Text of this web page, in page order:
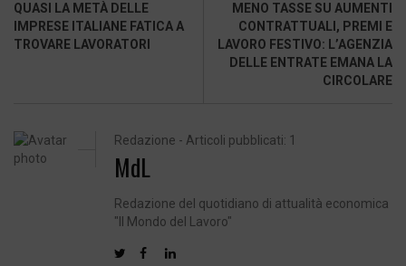
QUASI LA METÀ DELLE
IMPRESE ITALIANE FATICA A
TROVARE LAVORATORI
MENO TASSE SU AUMENTI
CONTRATTUALI, PREMI E
LAVORO FESTIVO: L’AGENZIA
DELLE ENTRATE EMANA LA
CIRCOLARE
Redazione - Articoli pubblicati: 1
MdL
Redazione del quotidiano di attualità economica
"Il Mondo del Lavoro"